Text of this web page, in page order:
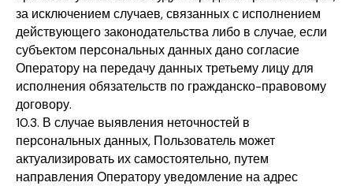
за исключением случаев, связанных с исполнением
действующего законодательства либо в случае, если
субъектом персональных данных дано согласие
Оператору на передачу данных третьему лицу для
исполнения обязательств по гражданско-правовому
договору.
10.3. В случае выявления неточностей в
персональных данных, Пользователь может
актуализировать их самостоятельно, путем
направления Оператору уведомление на адрес